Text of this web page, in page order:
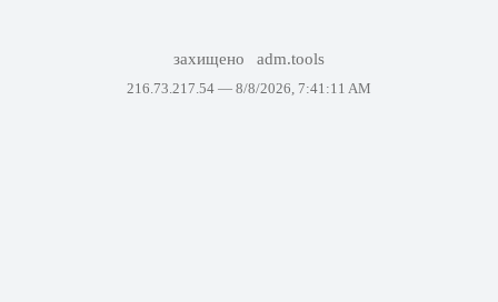
захищено adm.tools
216.73.217.54 — 8/8/2026, 7:41:11 AM